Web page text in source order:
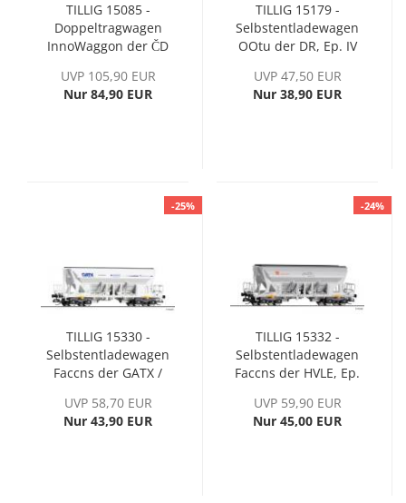
TILLIG 15085 -
Doppeltragwagen
InnoWaggon der ČD
UVP 105,90 EUR
Nur 84,90 EUR
TILLIG 15179 -
Selbstentladewagen
OOtu der DR, Ep. IV
UVP 47,50 EUR
Nur 38,90 EUR
-25%
TILLIG 15330 -
Selbstentladewagen
Faccns der GATX /
UVP 58,70 EUR
Nur 43,90 EUR
-24%
TILLIG 15332 -
Selbstentladewagen
Faccns der HVLE, Ep.
UVP 59,90 EUR
Nur 45,00 EUR